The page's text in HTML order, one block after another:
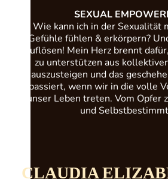
SEXUAL
Wie kann ich in der Sexualität
Gefühle fühlen & erkörpern?
auflösen! Mein Herz brennt
zu unterstützen aus
auszusteigen und das
passiert, wenn wir in die volle
unser Leben treten. Vom Opfer
und
CLAUDIA